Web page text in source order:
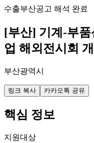
수출부산공고 해석 완료
[부산] 기계-부
업 해외전시회
부산광역시
링크 복사 카카오톡 공유
핵심 정보
지원대상